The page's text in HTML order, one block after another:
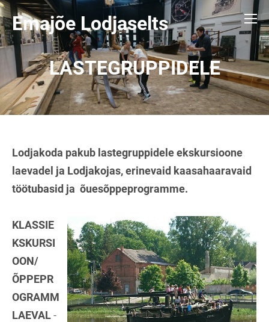
Emajõe Lodjaselts
LASTEGRUPPIDELE
Lodjakoda pakub lastegruppidele ekskursioone
laevadel ja Lodjakojas, erinevaid kaasahaaravaid
töötubasid ja õuesõppeprogramme.
KLASSIE
KSKURSI
OON/
ÕPPEPR
OGRAMM
LAEVAL-